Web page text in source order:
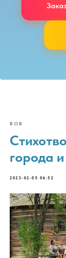
ВОВ
города
2023-02-05 06:52